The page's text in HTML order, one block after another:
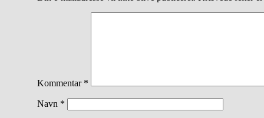
Kommentar *
Navn *